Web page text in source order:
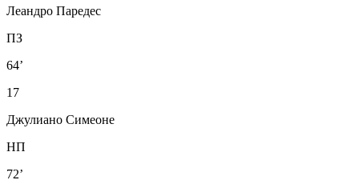
Леандро Паредес
ПЗ
64’
17
Джулиано Симеоне
НП
72’